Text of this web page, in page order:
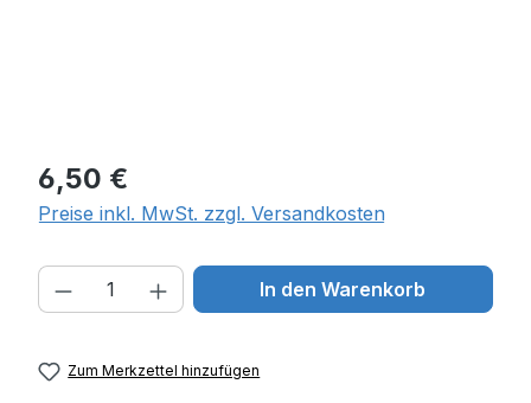
Regulärer Preis:
6,50 €
Preise inkl. MwSt. zzgl. Versandkosten
Produkt Anzahl: Gib den
In den Warenkorb
Zum Merkzettel hinzufügen